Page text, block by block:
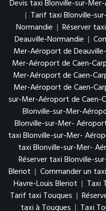
Devis taxi Blonville-sur-
| Tarif taxi Blonville-
Normandie | Réserver
Deauville-Normandie |
Mer-Aéroport de
Mer-Aéroport de Caen-
Mer-Aéroport de Caen-
Mer-Aéroport de Caen-
sur-Mer-Aéroport de Caen-
Blonville-sur-Mer-
Blonville-sur-Mer-
taxi Blonville-sur-Mer-
taxi Blonville-sur-Mer-
Réserver taxi Blonville-
Bleriot | Commander un
Havre-Louis Bleriot | Taxi
Tarif taxi Touques |
taxi à Touques | Taxi